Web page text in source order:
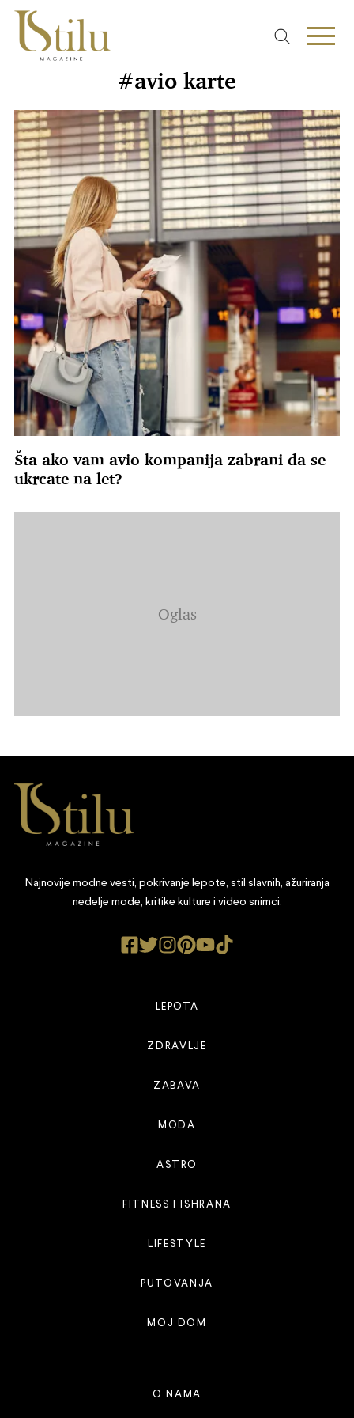
#avio karte
Šta ako vam avio kompanija zabrani da se
ukrcate na let?
Najnovije modne vesti, pokrivanje lepote, stil slavnih, ažuriranja
nedelje mode, kritike kulture i video snimci.
LEPOTA
ZDRAVLJE
ZABAVA
MODA
ASTRO
FITNESS I ISHRANA
LIFESTYLE
PUTOVANJA
MOJ DOM
O NAMA